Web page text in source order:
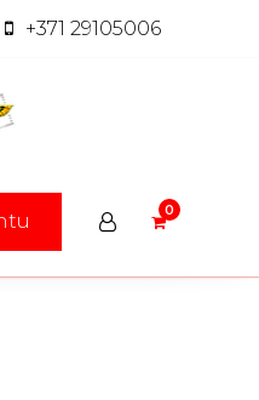
+371 29105006